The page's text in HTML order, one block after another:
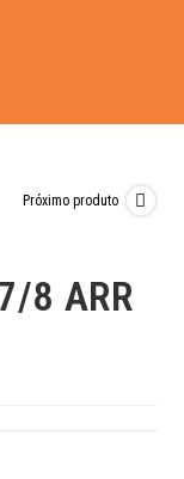
Próximo produto
8 ARR